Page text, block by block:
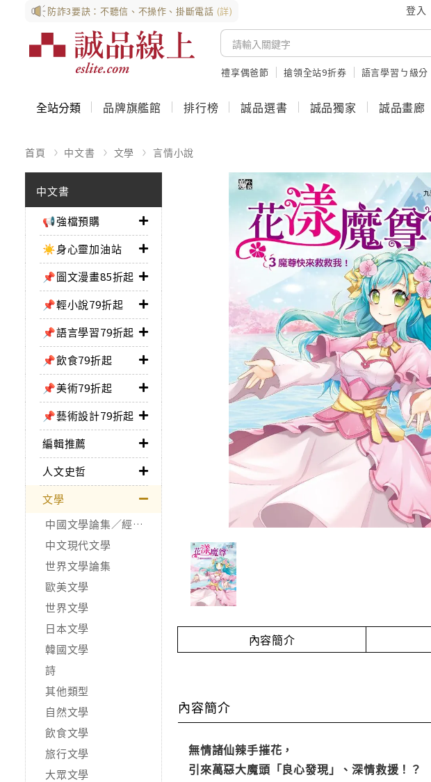
防詐3要訣：不聽信、不操作、掛斷電話 (詳) 登入
禮享偶爸節 搶領全站9折券 語言學習ㄅ級分
全站分類 品牌旗艦館 排行榜 誠品選書 誠品獨家 誠品畫廊
首頁 中文書 文學 言情小說
中文書
📢強檔預購
☀️身心靈加油站
📌圖文漫畫85折起
📌輕小說79折起
📌語言學習79折起
📌飲食79折起
📌美術79折起
📌藝術設計79折起
編輯推薦
人文史哲
文學
中國文學論集／經典作品
中文現代文學
世界文學論集
歐美文學
世界文學
日本文學
韓國文學
詩
其他類型
自然文學
飲食文學
旅行文學
大眾文學
內容簡介
內容簡介
無情諸仙辣手摧花，
引來萬惡大魔頭「良心發現」、深情救援！？